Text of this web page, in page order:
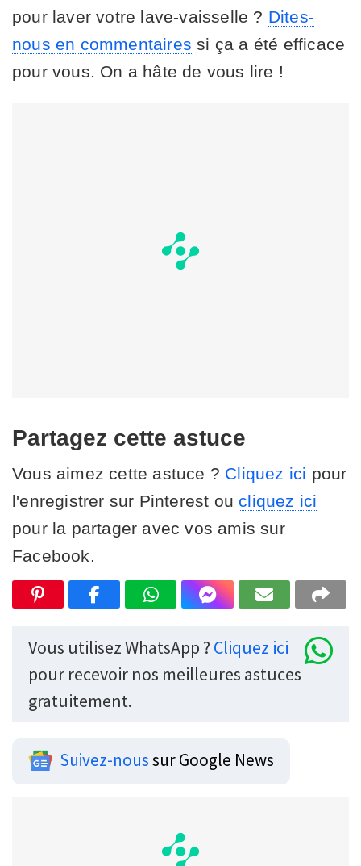
pour laver votre lave-vaisselle ? Dites-
nous en commentaires si ça a été efficace
pour vous. On a hâte de vous lire !
Partagez cette astuce
Vous aimez cette astuce ? Cliquez ici pour
l'enregistrer sur Pinterest ou cliquez ici
pour la partager avec vos amis sur
Facebook.
Vous utilisez WhatsApp ? Cliquez ici
pour recevoir nos meilleures astuces
gratuitement.
Suivez-noussur Google News